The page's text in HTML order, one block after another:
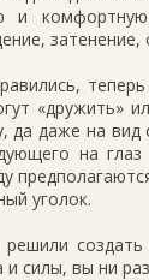
и
«дружить»
да даже на
на
уголок.
силы, вы ни